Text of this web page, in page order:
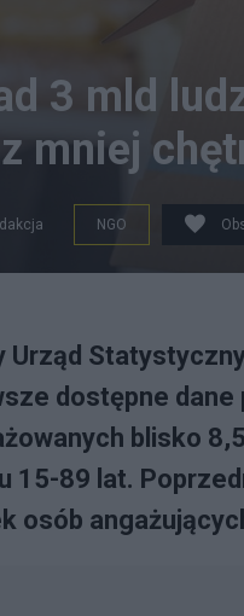
3 mld
mniej
NGO
Urząd
dostępne
blisko
15-89 lat.
osób